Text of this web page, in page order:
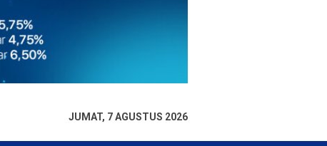
JUMAT, 7 AGUSTUS 2026